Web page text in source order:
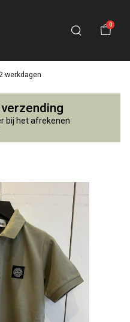
0
werkdagen
bij het afrekenen